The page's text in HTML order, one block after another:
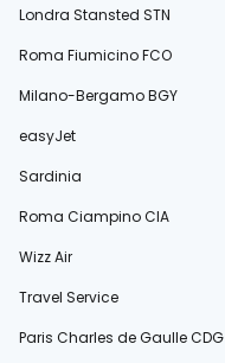
Londra Stansted STN
Roma Fiumicino FCO
Milano-Bergamo BGY
easyJet
Sardinia
Roma Ciampino CIA
Wizz Air
Travel Service
Paris Charles de Gaulle CDG